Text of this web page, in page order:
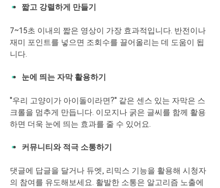
짧고 강렬하게 만들기
7~15초 이내의 짧은 영상이 가장 효과적입니다. 반전이나
재미 포인트를 넣으면 조회수를 끌어올리는 데 도움이 됩
니다.
눈에 띄는 자막 활용하기
"우리 고양이가 아이돌이라면?" 같은 센스 있는 자막은 스
크롤을 멈추게 만듭니다. 이모지나 굵은 글씨를 함께 활용
하면 더욱 눈에 띄는 효과를 줄 수 있어요.
커뮤니티와 적극 소통하기
댓글에 답글을 달거나 듀엣, 리믹스 기능을 활용해 시청자
의 참여를 유도해보세요. 활발한 소통은 알고리즘 노출에